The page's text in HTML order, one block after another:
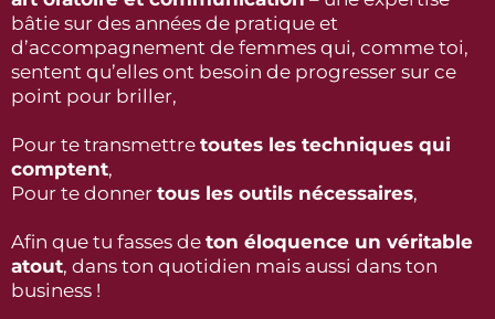
bâtie sur des années de pratique et
d’accompagnement de femmes qui, comme toi,
sentent qu’elles ont besoin de progresser sur ce
point pour briller,
Pour te transmettre toutes les techniques qui
comptent,
Pour te donner tous les outils nécessaires,
Afin que tu fasses de ton éloquence un véritable
atout, dans ton quotidien mais aussi dans ton
business !